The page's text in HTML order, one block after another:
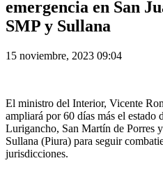
emergencia en San
SMP y Sullana
15 noviembre, 2023 09:04
El ministro del Interior, Vicente
ampliará por 60 días más el estado
Lurigancho, San Martín de Porres
Sullana (Piura) para seguir
jurisdicciones.